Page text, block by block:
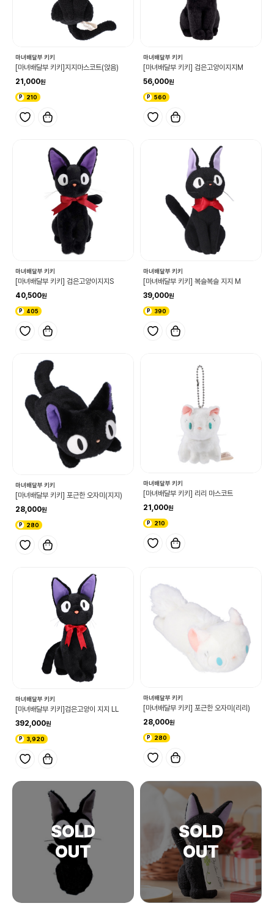
마녀배달부 키키
[마녀배달부 키키]지지마스코트(앉음)
21,000
210
마녀배달부 키키
[마녀배달부 키키] 검은고양이지지M
56,000
560
마녀배달부 키키
[마녀배달부 키키] 검은고양이지지S
40,500
405
마녀배달부 키키
[마녀배달부 키키] 복슬복슬 지지 M
39,000
390
마녀배달부 키키
[마녀배달부 키키] 포근한 오자미(지지)
28,000
280
마녀배달부 키키
[마녀배달부 키키] 리리 마스코트
21,000
210
마녀배달부 키키
[마녀배달부 키키]검은고양이 지지 LL
392,000
3,920
마녀배달부 키키
[마녀배달부 키키] 포근한 오자미(리리)
28,000
280